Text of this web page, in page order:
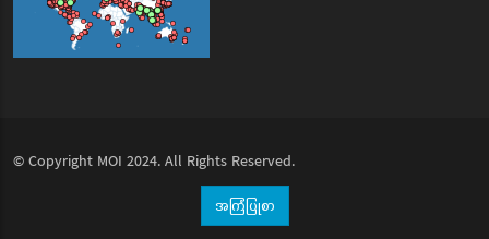
© Copyright MOI 2024. All Rights Reserved.
အကြံပြုစာ